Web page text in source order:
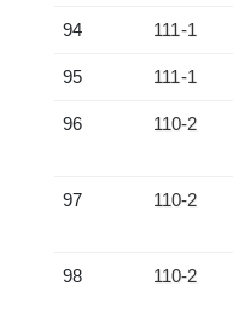
94 111-1
95 111-1
96 110-2
97 110-2
98 110-2